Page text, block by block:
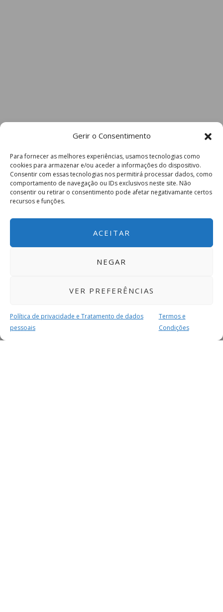
Gerir o Consentimento
Para fornecer as melhores experiências, usamos tecnologias como
cookies para armazenar e/ou aceder a informações do dispositivo.
Consentir com essas tecnologias nos permitirá processar dados, como
comportamento de navegação ou IDs exclusivos neste site. Não
consentir ou retirar o consentimento pode afetar negativamante certos
recursos e funções.
ACEITAR
NEGAR
VER PREFERÊNCIAS
Política de privacidade e Tratamento de dados
pessoais
Termos e
Condições